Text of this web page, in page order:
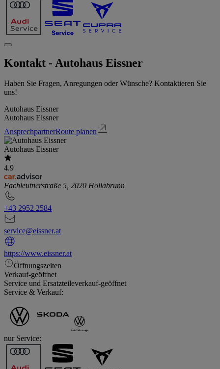
Kontakt - Autohaus Eissner
Haben Sie Fragen, Anregungen oder Wünsche? Kontaktieren Sie
uns!
Autohaus Eissner
Autohaus Eissner
AnsprechpartnerRoute planen
Autohaus Eissner
4.9
Fachleutnerstraße 5, 2020 Hollabrunn
+43 2952 2584
service@eissner.at
https://www.eissner.at
Öffnungszeiten
Verkauf-geöffnet
Service und Ersatzteileverkauf-geöffnet
Service & Verkauf:
nur Service: